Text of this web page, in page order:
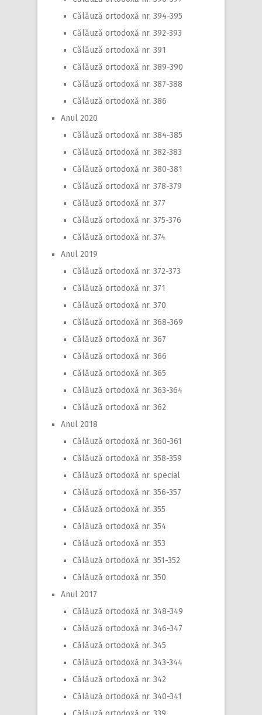
Călăuză ortodoxă nr. 394-395
Călăuză ortodoxă nr. 392-393
Călăuză ortodoxă nr. 391
Călăuză ortodoxă nr. 389-390
Călăuză ortodoxă nr. 387-388
Călăuză ortodoxă nr. 386
Anul 2020
Călăuză ortodoxă nr. 384-385
Călăuză ortodoxă nr. 382-383
Călăuză ortodoxă nr. 380-381
Călăuză ortodoxă nr. 378-379
Călăuză ortodoxă nr. 377
Călăuză ortodoxă nr. 375-376
Călăuză ortodoxă nr. 374
Anul 2019
Călăuză ortodoxă nr. 372-373
Călăuză ortodoxă nr. 371
Călăuză ortodoxă nr. 370
Călăuză ortodoxă nr. 368-369
Călăuză ortodoxă nr. 367
Călăuză ortodoxă nr. 366
Călăuză ortodoxă nr. 365
Călăuză ortodoxă nr. 363-364
Călăuză ortodoxă nr. 362
Anul 2018
Călăuză ortodoxă nr. 360-361
Călăuză ortodoxă nr. 358-359
Călăuză ortodoxă nr. special
Călăuză ortodoxă nr. 356-357
Călăuză ortodoxă nr. 355
Călăuză ortodoxă nr. 354
Călăuză ortodoxă nr. 353
Călăuză ortodoxă nr. 351-352
Călăuză ortodoxă nr. 350
Anul 2017
Călăuză ortodoxă nr. 348-349
Călăuză ortodoxă nr. 346-347
Călăuză ortodoxă nr. 345
Călăuză ortodoxă nr. 343-344
Călăuză ortodoxă nr. 342
Călăuză ortodoxă nr. 340-341